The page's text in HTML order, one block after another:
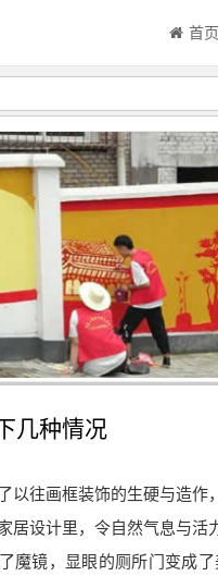
首页
几种情况
以往画框装饰的生硬与造
居设计里，令自然气息与
魔镜，显眼的厕所门变成